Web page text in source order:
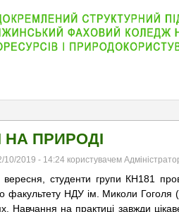
НА ПРИРОДІ
2019 - 14:24 користувачем
студенти групи КН181
факультету НДУ ім. Миколи Гоголя
Навчання на практиці завжди